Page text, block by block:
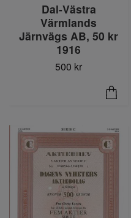
Dal-Västra
Värmlands
Järnvägs AB, 50 kr
1916
500 kr